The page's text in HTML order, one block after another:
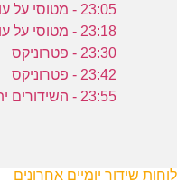
23:05 - מטוסי על עונה 2
23:18 - מטוסי על עונה 4 - כוח טורבו
23:30 - פטרוניקס
23:42 - פטרוניקס
23:55 - השידורים יתחדשו בשעה 5:00
לוחות שידור יומיים אחרונים